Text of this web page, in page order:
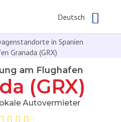
Deutsch
in Spanien
Granada (GRX)
am Flughafen
(GRX)
Autovermieter